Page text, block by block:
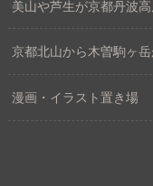
美山や芦生が京都丹波
京都北山から木曽駒ヶ岳
漫画・イラスト置き場